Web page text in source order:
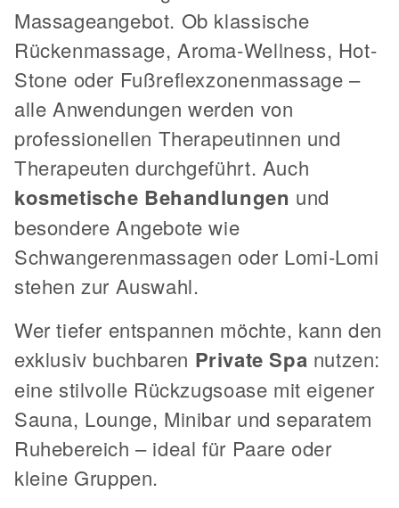
Massageangebot. Ob klassische
Rückenmassage, Aroma-Wellness, Hot-
Stone oder Fußreflexzonenmassage –
alle Anwendungen werden von
professionellen Therapeutinnen und
Therapeuten durchgeführt. Auch
kosmetische Behandlungen und
besondere Angebote wie
Schwangerenmassagen oder Lomi-Lomi
stehen zur Auswahl.
Wer tiefer entspannen möchte, kann den
exklusiv buchbaren Private Spa nutzen:
eine stilvolle Rückzugsoase mit eigener
Sauna, Lounge, Minibar und separatem
Ruhebereich – ideal für Paare oder
kleine Gruppen.